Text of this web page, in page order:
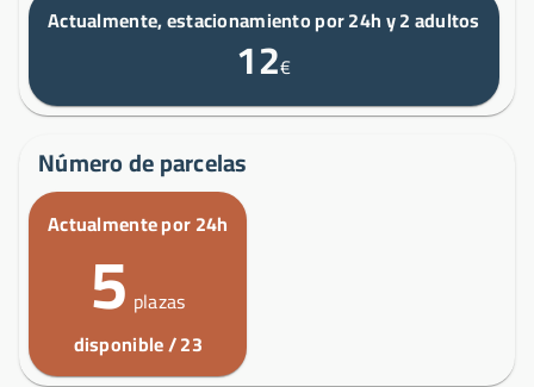
Actualmente, estacionamiento por 24h y 2 adultos
12€
Número de parcelas
Actualmente por 24h
5 plazas
disponible / 23